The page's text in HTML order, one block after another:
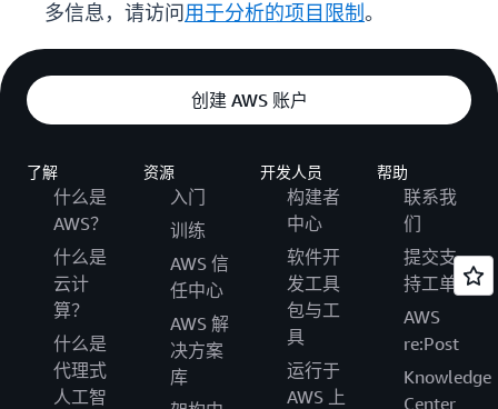
多信息，请访问 用于分析的项目限制 。
创建 AWS 账户
了解
什么是
AWS？
什么是
云计
算？
什么是
代理式
人工智
资源
入门
训练
AWS 信
任中心
AWS 解
决方案
库
开发人员
构建者
中心
软件开
发工具
包与工
具
运行于
AWS 上
帮助
联系我
们
提交支
持工单
AWS
re:Post
Knowledge
Center